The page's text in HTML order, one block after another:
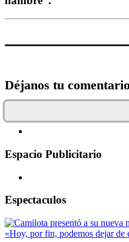
Déjanos tu
Espacio Publicitario
Espectaculos